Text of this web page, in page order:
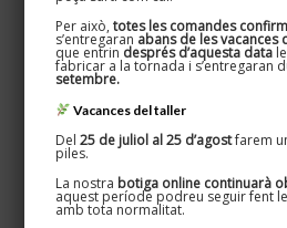
Oxydum ·
Disseminat, 5 ·
Per això,totes les comandes
s’entregaran abans de les vacances
que entrin després d’aquesta data
fabricar a la tornada i s’entregaran
setembre.
Vacances del taller
Del 25 de juliol al 25 d’agostfarem
piles.
La nostra botiga online continuarà
aquest període podreu seguir fent
amb tota normalitat.